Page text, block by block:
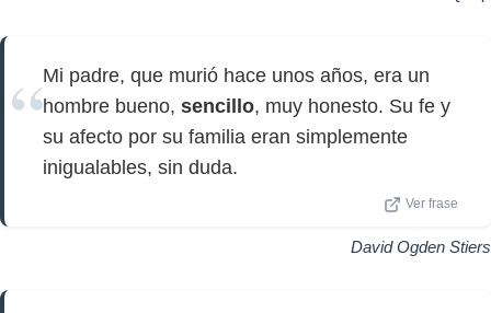
Mi padre, que murió hace unos años, era un
hombre bueno, sencillo, muy honesto. Su fe y
su afecto por su familia eran simplemente
inigualables, sin duda.
Ver frase
David Ogden Stiers